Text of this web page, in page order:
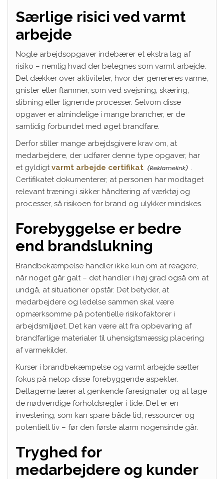
Særlige risici ved varmt
arbejde
Nogle arbejdsopgaver indebærer et ekstra lag af
risiko – nemlig hvad der betegnes som varmt arbejde.
Det dækker over aktiviteter, hvor der genereres varme,
gnister eller flammer, som ved svejsning, skæring,
slibning eller lignende processer. Selvom disse
opgaver er almindelige i mange brancher, er de
samtidig forbundet med øget brandfare.
Derfor stiller mange arbejdsgivere krav om, at
medarbejdere, der udfører denne type opgaver, har
et gyldigt varmt arbejde certifikat
.
Certifikatet dokumenterer, at personen har modtaget
relevant træning i sikker håndtering af værktøj og
processer, så risikoen for brand og ulykker mindskes.
Forebyggelse er bedre
end brandslukning
Brandbekæmpelse handler ikke kun om at reagere,
når noget går galt – det handler i høj grad også om at
undgå, at situationer opstår. Det betyder, at
medarbejdere og ledelse sammen skal være
opmærksomme på potentielle risikofaktorer i
arbejdsmiljøet. Det kan være alt fra opbevaring af
brandfarlige materialer til uhensigtsmæssig placering
af varmekilder.
Kurser i brandbekæmpelse og varmt arbejde sætter
fokus på netop disse forebyggende aspekter.
Deltagerne lærer at genkende faresignaler og at tage
de nødvendige forholdsregler i tide. Det er en
investering, som kan spare både tid, ressourcer og
potentielt liv – før den første alarm nogensinde går.
Tryghed for
medarbejdere og kunder